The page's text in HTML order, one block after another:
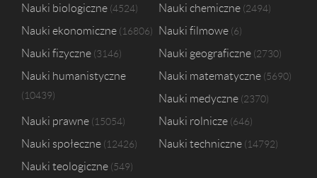
Gdańska Wyższa Szkoła Humanistyczna 1
Olsztyńska Szkoła Wyższa im. Józefa Rusieckiego1
Państwowa Wyższa Szkoła Zawodowa w Nysie1
Państwowa Wyższa Szkoła Zawodowa w Raciborzu1
Nauki biologiczne 4524 Nauki chemiczne 2494
Nauki ekonomiczne 16806 Nauki filmowe 6
Nauki fizyczne 3146 Nauki geograficzne 2730
Nauki humanistyczne
10439
Nauki matematyczne 5690
Nauki medyczne 2370
Nauki prawne 15054 Nauki rolnicze 646
Nauki społeczne 12426 Nauki techniczne 14792
Nauki teologiczne 549